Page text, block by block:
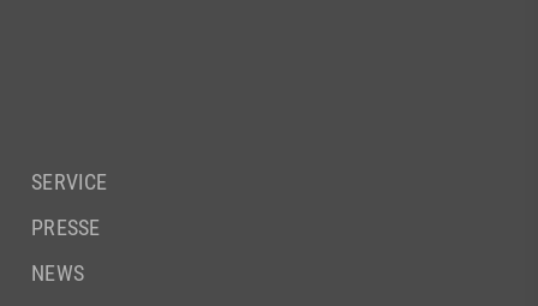
SERVICE
PRESSE
NEWS